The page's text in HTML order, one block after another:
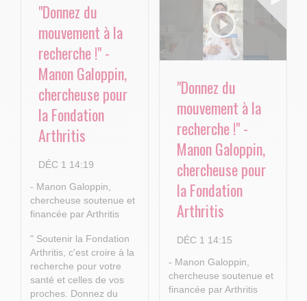
"Donnez du
mouvement à la
recherche !" -
Manon Galoppin,
chercheuse pour
la Fondation
Arthritis
DÉC 1 14:19
- Manon Galoppin,
chercheuse soutenue et
financée par Arthritis
" Soutenir la Fondation
Arthritis, c'est croire à la
recherche pour votre
santé et celles de vos
proches. Donnez du
"Donnez du
mouvement à la
recherche !" -
Manon Galoppin,
chercheuse pour
la Fondation
Arthritis
DÉC 1 14:15
- Manon Galoppin,
chercheuse soutenue et
financée par Arthritis